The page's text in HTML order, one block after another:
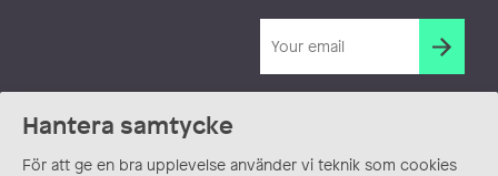
Hantera samtycke
För att ge en bra upplevelse använder vi teknik som cookies